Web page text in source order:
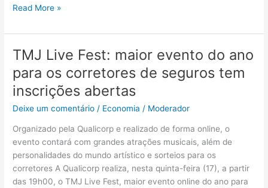
Read More »
TMJ Live Fest: maior evento do ano
para os corretores de seguros tem
inscrições abertas
Deixe um comentário / Economia / Moderador
Organizado pela Qualicorp e realizado de forma online, o
evento contará com grandes atrações musicais, além de
personalidades do mundo artístico e sorteios para os
corretores A Qualicorp realiza, nesta quinta-feira (17), a partir
das 19h00, o TMJ Live Fest, maior evento online do ano para
TMJ
Fest:
maior
evento
ano
para
os
corretores
de